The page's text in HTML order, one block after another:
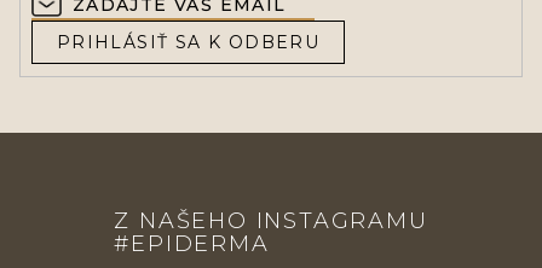
PRIHLÁSIŤ SA K ODBERU
Z NAŠEHO INSTAGRAMU
#EPIDERMA